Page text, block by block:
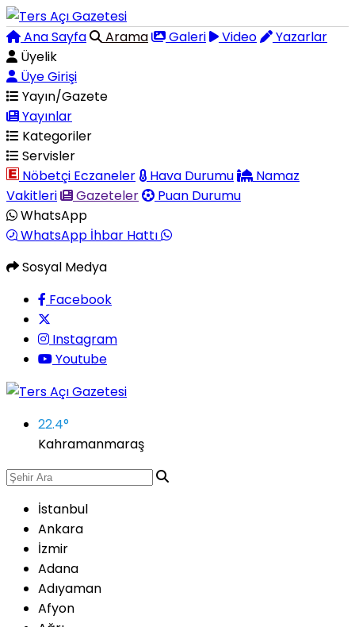
Ana Sayfa Arama Galeri Video
Yazarlar
Üyelik
Üye Girişi
Yayın/Gazete
Yayınlar
Kategoriler
Servisler
Nöbetçi Eczaneler
Hava Durumu
Namaz
Vakitleri
Gazeteler
Puan Durumu
WhatsApp
WhatsApp İhbar Hattı
Sosyal Medya
Facebook
Instagram
Youtube
22.4°
Kahramanmaraş
İstanbul
Ankara
İzmir
Adana
Adıyaman
Afyon